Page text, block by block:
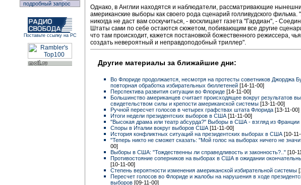
подробный запрос
Поставьте ссылку на РС
Однако, в Англии находятся и наблюдатели, рассматривающие
американские выборы как своего рода сценарий голливудского фильма.
никогда не даст вам соскучиться, - восклицает газета "Гардиан", -
Штаты сами по себе остаются сюжетом, побивающим все другие
что там происходит, кажется постановкой божественного режиссера,
создать невероятный и неправдоподобный триллер".
Другие материалы за ближайшие дни:
Во Флориде продолжается, несмотря на протесты советников Джорджа
повторная обработка избирательных бюллетеней [14-11-00]
Перспектива развития ситуации во Флориде [14-11-00]
Большинство американцев считает происходящее вокруг результатов
свидетельством силы и крепости американской системы [13-11-00]
Ручной пересчет голосов в четырех графствах штата Флорида [13-11-00]
Итоги недели президентских выборов в США [11-11-00]
"Высокая драма или театр абсурда?" Выборы в США - взгляд из Франции
Споры в Италии вокруг выборов США [11-11-00]
История конфликтных ситуаций на президентских выборах в США [10-
"Теперь никто не сможет сказать: "Мой голос на выборах ничего не
00]
Выборы в США: "Тождественны ли справедливость и законность?.." [10-
Противостояние соперников на выборах в США в ожидании
[10-11-00]
Степень вероятности изменения американской избирательной системы
Пересчет голосов во Флориде и жалобы на нарушения в ходе
выборов [09-11-00]